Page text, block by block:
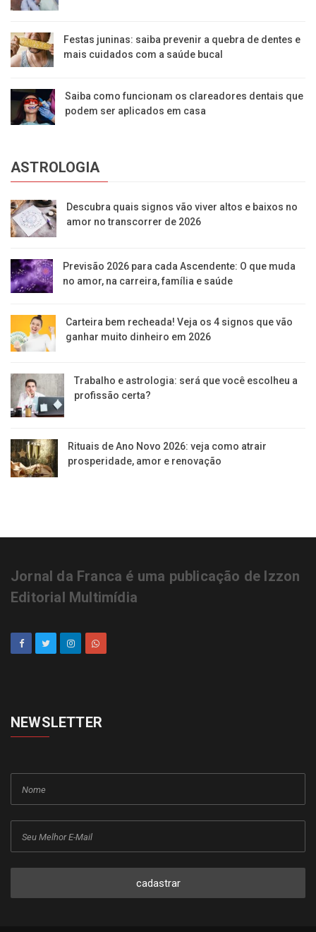
Festas juninas: saiba prevenir a quebra de dentes e
mais cuidados com a saúde bucal
Saiba como funcionam os clareadores dentais que
podem ser aplicados em casa
ASTROLOGIA
Descubra quais signos vão viver altos e baixos no
amor no transcorrer de 2026
Previsão 2026 para cada Ascendente: O que muda
no amor, na carreira, família e saúde
Carteira bem recheada! Veja os 4 signos que vão
ganhar muito dinheiro em 2026
Trabalho e astrologia: será que você escolheu a
profissão certa?
Rituais de Ano Novo 2026: veja como atrair
prosperidade, amor e renovação
Jornal da Franca é uma publicação de Izzon
Editorial Multimídia
NEWSLETTER
cadastrar